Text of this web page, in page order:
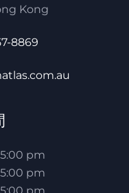
Kong
8869
pm
pm